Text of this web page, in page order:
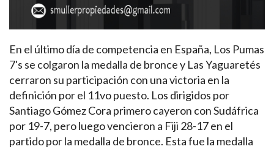
En el último día de competencia en España, Los Pumas
7's se colgaron la medalla de bronce y Las Yaguaretés
cerraron su participación con una victoria en la
definición por el 11vo puesto. Los dirigidos por
Santiago Gómez Cora primero cayeron con Sudáfrica
por 19-7, pero luego vencieron a Fiji 28-17 en el
partido por la medalla de bronce. Esta fue la medalla